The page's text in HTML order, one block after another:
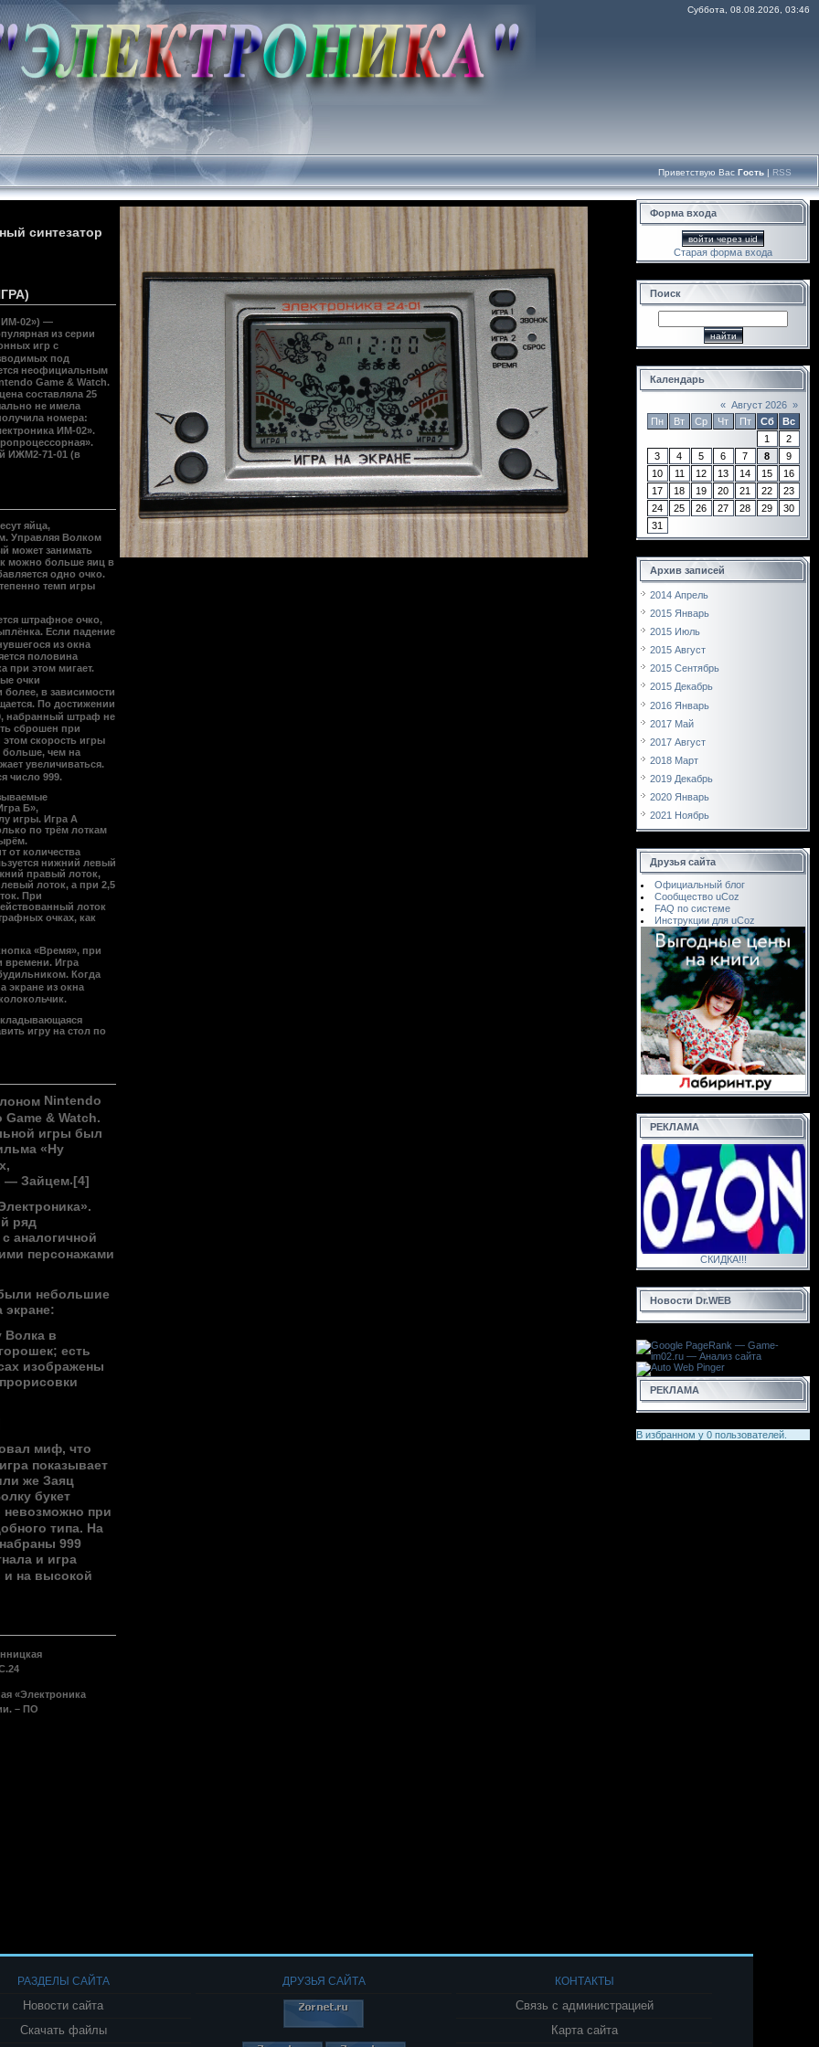
Суббота, 08.08.2026, 03:46
Приветствую Вас Гость | RSS
синтезатор
ИМ-02») —
из серии
игр с
под
неофициальным
Game & Watch.
составляла 25
не имела
номера:
ИМ-02».
ИЖМ2-71-01 (в
яйца,
Управляя Волком
может занимать
можно больше яиц в
одно очко.
темп игры
штрафное очко,
Если падение
из окна
половина
при этом мигает.
очки
более, в зависимости
По достижении
набранный штраф не
сброшен при
скорость игры
больше, чем на
увеличиваться.
число 999.
Б»,
игры. Игра А
по трём лоткам
от количества
нижний левый
правый лоток,
лоток, а при 2,5
При
лоток
очках, как
«Время», при
времени. Игра
. Когда
экране из окна
игру на стол по
Nintendo
Game & Watch.
игры был
«Ну
—Зайцем.[4]
ряд
аналогичной
персонажами
небольшие
экране:
Волка в
есть
изображены
миф, что
показывает
же Заяц
букет
невозможно при
типа. На
999
и игра
и на высокой
«Электроника
– ПО
Форма входа
войти через uid
Старая форма входа
Поиск
Календарь
« Август 2026 »
Пн
Вт Ср Чт Пт Сб
Вс
1
2
3
4 5 6 7 8
9
10
11 12 13 14 15
16
17
18 19 20 21 22
23
24
25 26 27 28 29
30
31
Архив записей
2014 Апрель
2015 Январь
2015 Июль
2015 Август
2015 Сентябрь
2015 Декабрь
2016 Январь
2017 Май
2017 Август
2018 Март
2019 Декабрь
2020 Январь
2021 Ноябрь
Друзья сайта
Официальный блог
Сообщество uCoz
FAQ по системе
Инструкции для uCoz
РЕКЛАМА
СКИДКА!!!
Новости Dr.WEB
РЕКЛАМА
В избранном у 0 пользователей.
РАЗДЕЛЫ САЙТА ДРУЗЬЯ САЙТА
КОНТАКТЫ
Новости сайта
Скачать файлы
Связь с администрацией
Карта сайта